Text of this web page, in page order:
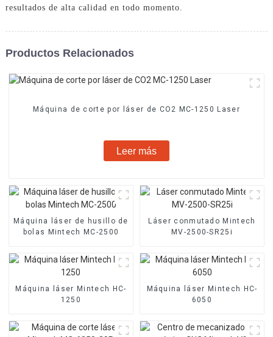
resultados de alta calidad en todo momento.
Productos Relacionados
Máquina de corte por láser de CO2 MC-1250 Laser
Leer más
Máquina láser de husillo de
bolas Mintech MC-2500
Láser conmutado Mintech
MV-2500-SR25i
Máquina láser Mintech HC-
1250
Máquina láser Mintech HC-
6050